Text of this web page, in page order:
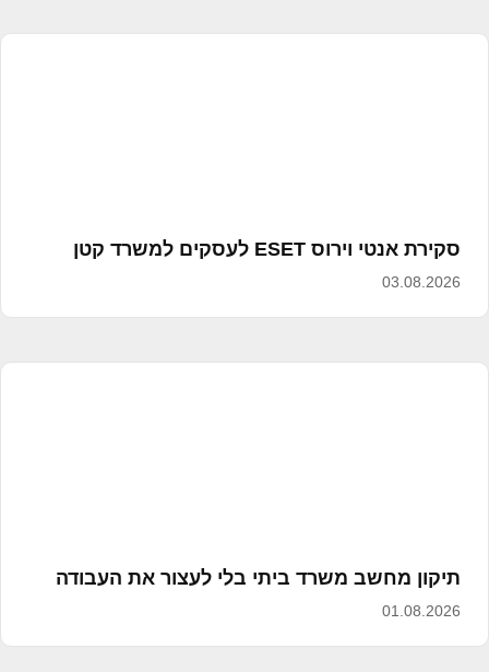
סקירת אנטי וירוס ESET לעסקים למשרד קטן
03.08.2026
תיקון מחשב משרד ביתי בלי לעצור את העבודה
01.08.2026